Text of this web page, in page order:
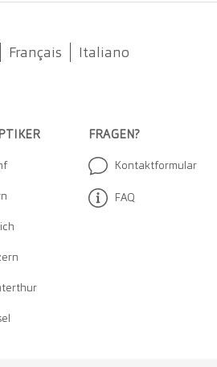
Français Italiano
FRAGEN?
Kontaktformular
FAQ